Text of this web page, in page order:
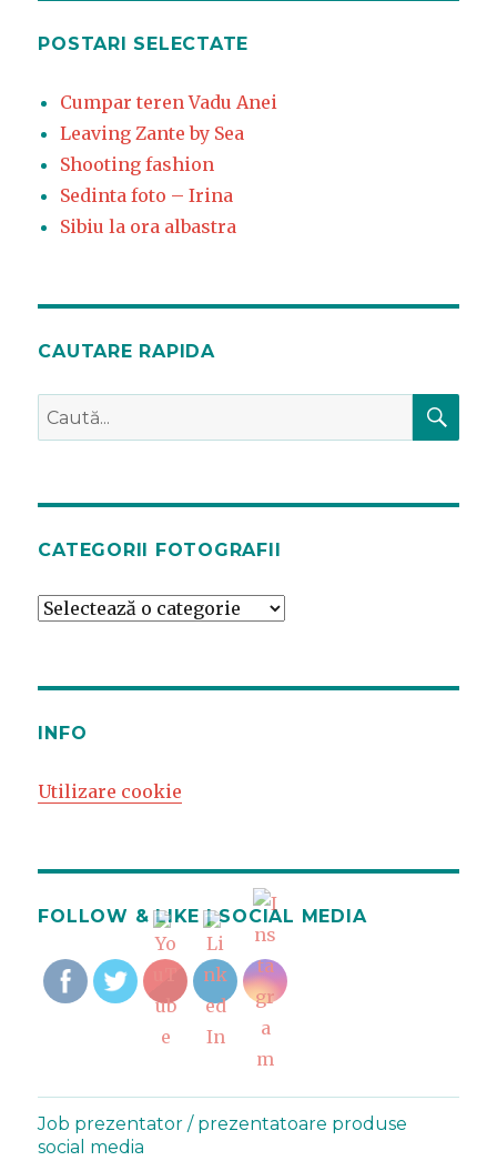
POSTARI SELECTATE
Cumpar teren Vadu Anei
Leaving Zante by Sea
Shooting fashion
Sedinta foto – Irina
Sibiu la ora albastra
CAUTARE RAPIDA
Caută
după:
CATEGORII FOTOGRAFII
Categorii
INFO
Utilizare cookie
FOLLOW & LIKE | SOCIAL MEDIA
Job prezentator / prezentatoare produse
social media